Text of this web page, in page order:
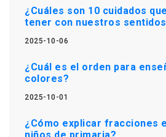
¿Cuáles son 10 cuidados
tener con nuestros
2025-10-06
¿Cuál es el orden para
colores?
2025-10-01
¿Cómo explicar fracciones